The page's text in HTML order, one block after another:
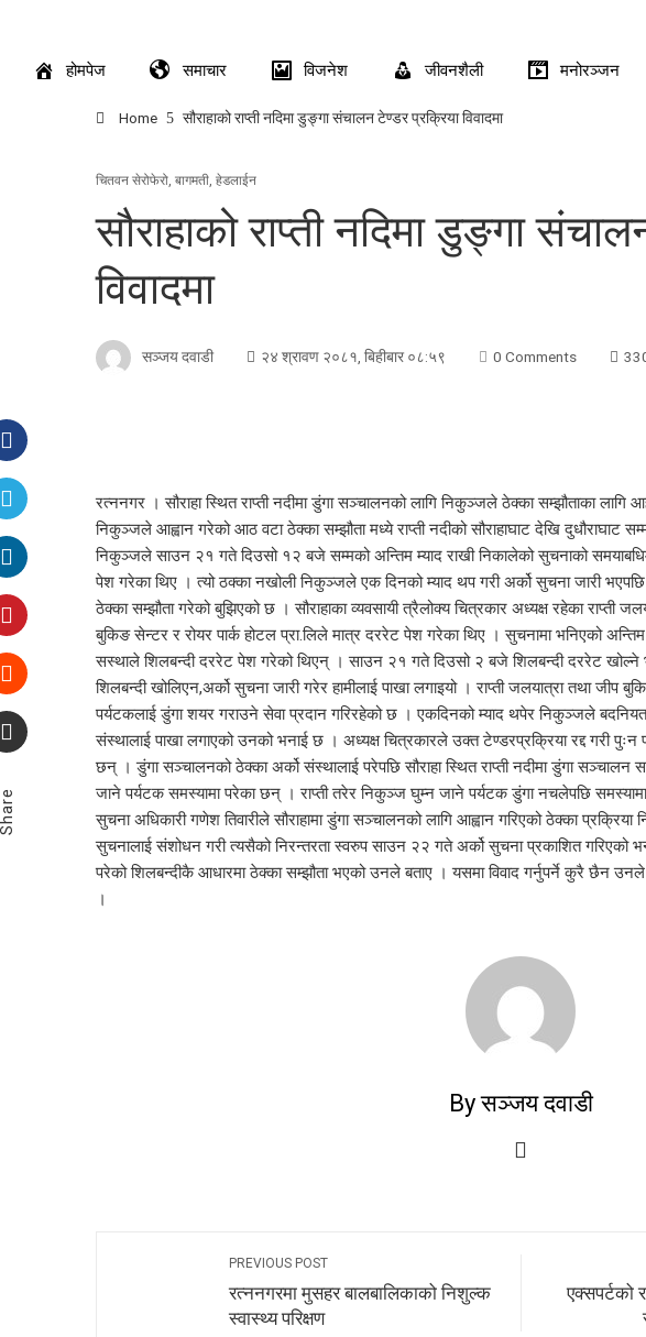
होमपेज समाचार विजनेश जीवनशैली मनोरञ्जन
Home सौराहाको राप्ती नदिमा डुङ्गा संचालन टेण्डर प्रक्रिया विवादमा
चितवन सेरोफेरो, बागमती, हेडलाईन
सौराहाको राप्ती नदिमा डुङ्गा
विवादमा
सञ्जय दवाडी २४ श्रावण २०८१, बिहीबार ०८:५९ 0 Comments
रत्ननगर । सौराहा स्थित राप्ती नदीमा डुंगा सञ्चालनको लागि निकुञ्जले ठेक्का सम्झौताका लागि
निकुञ्जले आह्वान गरेको आठ वटा ठेक्का सम्झौता मध्ये राप्ती नदीको सौराहाघाट देखि दुधौराघाट
निकुञ्जले साउन २१ गते दिउसो १२ बजे सम्मको अन्तिम म्याद राखी निकालेको सुचनाको
पेश गरेका थिए । त्यो ठक्का नखोली निकुञ्जले एक दिनको म्याद थप गरी अर्को सुचना जारी
ठेक्का सम्झौता गरेको बुझिएको छ । सौराहाका व्यवसायी त्रैलोक्य चित्रकार अध्यक्ष रहेका राप्ती
बुकिङ सेन्टर र रोयर पार्क होटल प्रा.लिले मात्र दररेट पेश गरेका थिए । सुचनामा भनिएको
सस्थाले शिलबन्दी दररेट पेश गरेको थिएन् । साउन २१ गते दिउसो २ बजे शिलबन्दी दररेट खोल्ने
शिलबन्दी खोलिएन,अर्को सुचना जारी गरेर हामीलाई पाखा लगाइयो । राप्ती जलयात्रा तथा
पर्यटकलाई डुंगा शयर गराउने सेवा प्रदान गरिरहेको छ । एकदिनको म्याद थपेर निकुञ्जले
संस्थालाई पाखा लगाएको उनको भनाई छ । अध्यक्ष चित्रकारले उक्त टेण्डरप्रक्रिया रद्द गरी
छन् । डुंगा सञ्चालनको ठेक्का अर्को संस्थालाई परेपछि सौराहा स्थित राप्ती नदीमा डुंगा
जाने पर्यटक समस्यामा परेका छन् । राप्ती तरेर निकुञ्ज घुम्न जाने पर्यटक डुंगा नचलेपछि
सुचना अधिकारी गणेश तिवारीले सौराहामा डुंगा सञ्चालनको लागि आह्वान गरिएको ठेक्का
सुचनालाई संशोधन गरी त्यसैको निरन्तरता स्वरुप साउन २२ गते अर्को सुचना प्रकाशित
परेको शिलबन्दीकै आधारमा ठेक्का सम्झौता भएको उनले बताए । यसमा विवाद गर्नुपर्ने कुरै छैन
।
By सञ्जय दवाडी
PREVIOUS POST
रत्ननगरमा मुसहर बालबालिकाको निशुल्क
स्वास्थ्य परिक्षण
एक्सपर्टको